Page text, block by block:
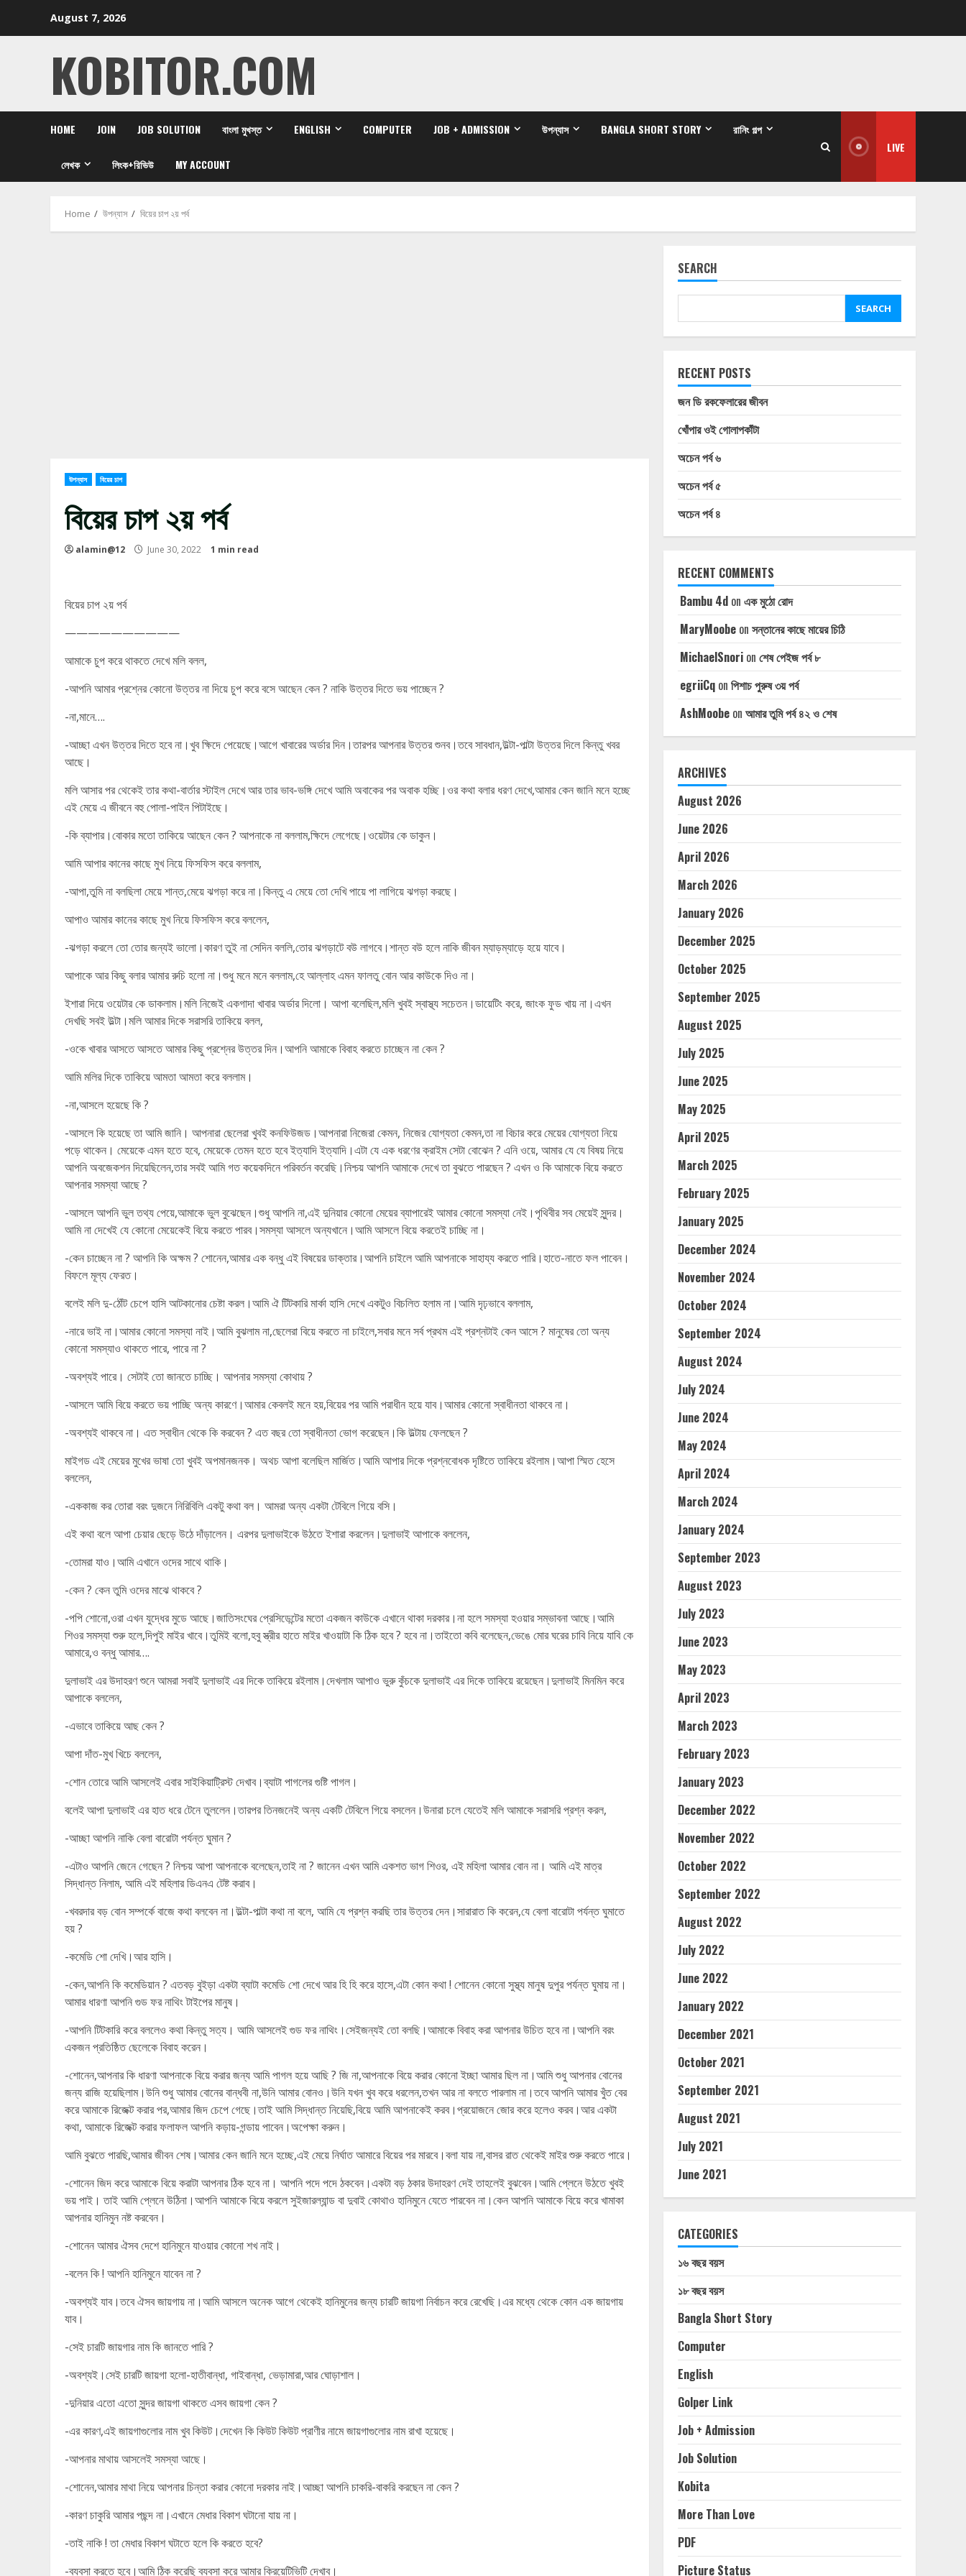
August 7, 2026
KOBITOR.COM
HOME JOIN JOB SOLUTION বাংলা মুখস্ত ENGLISH COMPUTER JOB + ADMISSION উপন্যাস BANGLA SHORT STORY রানিং গল্প
লেখক লিংক+রিভিউ MY ACCOUNT
LIVE
Home উপন্যাস বিয়ের চাপ ২য় পর্ব
উপন্যাস বিয়ের চাপ
বিয়ের চাপ ২য় পর্ব
alamin@12 June 30, 2022 1 min read
বিয়ের চাপ ২য় পর্ব
——————————
আমাকে চুপ করে থাকতে দেখে মলি বলল,
-আপনি আমার প্রশ্নের কোনো উত্তর না দিয়ে চুপ করে বসে আছেন কেন ? নাকি উত্তর দিতে ভয় পাচ্ছেন ?
-না,মানে….
-আচ্ছা এখন উত্তর দিতে হবে না।খুব ক্ষিদে পেয়েছে।আগে খাবারের অর্ডার দিন।তারপর আপনার উত্তর শুনব।তবে সাবধান,উল্টা-পাল্টা উত্তর দিলে কিন্তু খবর
আছে।
মলি আসার পর থেকেই তার কথা-বার্তার স্টাইল দেখে আর তার ভাব-ভঙ্গি দেখে আমি অবাকের পর অবাক হচ্ছি।ওর কথা বলার ধরণ দেখে,আমার কেন জানি মনে হচ্ছে
এই মেয়ে এ জীবনে বহু পোলা-পাইন পিটাইছে।
-কি ব্যাপার।বোকার মতো তাকিয়ে আছেন কেন ? আপনাকে না বললাম,ক্ষিদে লেগেছে।ওয়েটার কে ডাকুন।
আমি আপার কানের কাছে মুখ নিয়ে ফিসফিস করে বললাম,
-আপা,তুমি না বলছিলা মেয়ে শান্ত,মেয়ে ঝগড়া করে না।কিন্তু এ মেয়ে তো দেখি পায়ে পা লাগিয়ে ঝগড়া করছে।
আপাও আমার কানের কাছে মুখ নিয়ে ফিসফিস করে বললেন,
-ঝগড়া করলে তো তোর জন্যই ভালো।কারণ তুই না সেদিন বললি,তোর ঝগড়াটে বউ লাগবে।শান্ত বউ হলে নাকি জীবন ম্যাড়ম্যাড়ে হয়ে যাবে।
আপাকে আর কিছু বলার আমার রুচি হলো না।শুধু মনে মনে বললাম,হে আল্লাহ এমন ফালতু বোন আর কাউকে দিও না।
ইশারা দিয়ে ওয়েটার কে ডাকলাম।মলি নিজেই একগাদা খাবার অর্ডার দিলো। আপা বলেছিল,মলি খুবই স্বাস্থ্য সচেতন।ডায়েটিং করে, জাংক ফুড খায় না।এখন
দেখছি সবই উল্টা।মলি আমার দিকে সরাসরি তাকিয়ে বলল,
-ওকে খাবার আসতে আসতে আমার কিছু প্রশ্নের উত্তর দিন।আপনি আমাকে বিবাহ করতে চাচ্ছেন না কেন ?
আমি মলির দিকে তাকিয়ে আমতা আমতা করে বললাম।
-না,আসলে হয়েছে কি ?
-আসলে কি হয়েছে তা আমি জানি। আপনারা ছেলেরা খুবই কনফিউজড।আপনারা নিজেরা কেমন, নিজের যোগ্যতা কেমন,তা না বিচার করে মেয়ের যোগ্যতা নিয়ে
পড়ে থাকেন। মেয়েকে এমন হতে হবে, মেয়েকে তেমন হতে হবে ইত্যাদি ইত্যাদি।এটা যে এক ধরণের ক্রাইম সেটা বোঝেন ? এনি ওয়ে, আমার যে যে বিষয় নিয়ে
আপনি অবজেকশন দিয়েছিলেন,তার সবই আমি গত কয়েকদিনে পরিবর্তন করেছি।নিশ্চয় আপনি আমাকে দেখে তা বুঝতে পারছেন ? এখন ও কি আমাকে বিয়ে করতে
আপনার সমস্যা আছে ?
-আসলে আপনি ভুল তথ্য পেয়ে,আমাকে ভুল বুঝেছেন।শুধু আপনি না,এই দুনিয়ার কোনো মেয়ের ব্যাপারেই আমার কোনো সমস্যা নেই।পৃথিবীর সব মেয়েই সুন্দর।
আমি না দেখেই যে কোনো মেয়েকেই বিয়ে করতে পারব।সমস্যা আসলে অন্যখানে।আমি আসলে বিয়ে করতেই চাচ্ছি না।
-কেন চাচ্ছেন না ? আপনি কি অক্ষম ? শোনেন,আমার এক বন্ধু এই বিষয়ের ডাক্তার।আপনি চাইলে আমি আপনাকে সাহায্য করতে পারি।হাতে-নাতে ফল পাবেন।
বিফলে মূল্য ফেরত।
বলেই মলি দু-ঠোঁট চেপে হাসি আটকানোর চেষ্টা করল।আমি ঐ টিটকারি মার্কা হাসি দেখে একটুও বিচলিত হলাম না।আমি দৃঢ়ভাবে বললাম,
-নারে ভাই না।আমার কোনো সমস্যা নাই।আমি বুঝলাম না,ছেলেরা বিয়ে করতে না চাইলে,সবার মনে সর্ব প্রথম এই প্রশ্নটাই কেন আসে ? মানুষের তো অন্য
কোনো সমস্যাও থাকতে পারে, পারে না ?
-অবশ্যই পারে। সেটাই তো জানতে চাচ্ছি। আপনার সমস্যা কোথায় ?
-আসলে আমি বিয়ে করতে ভয় পাচ্ছি অন্য কারণে।আমার কেবলই মনে হয়,বিয়ের পর আমি পরাধীন হয়ে যাব।আমার কোনো স্বাধীনতা থাকবে না।
-অবশ্যই থাকবে না। এত স্বাধীন থেকে কি করবেন ? এত বছর তো স্বাধীনতা ভোগ করেছেন।কি উল্টায় ফেলছেন ?
মাইগড এই মেয়ের মুখের ভাষা তো খুবই অপমানজনক। অথচ আপা বলেছিল মার্জিত।আমি আপার দিকে প্রশ্নবোধক দৃষ্টিতে তাকিয়ে রইলাম।আপা স্মিত হেসে
বললেন,
-এককাজ কর তোরা বরং দুজনে নিরিবিলি একটু কথা বল। আমরা অন্য একটা টেবিলে গিয়ে বসি।
এই কথা বলে আপা চেয়ার ছেড়ে উঠে দাঁড়ালেন। এরপর দুলাভাইকে উঠতে ইশারা করলেন।দুলাভাই আপাকে বললেন,
-তোমরা যাও।আমি এখানে ওদের সাথে থাকি।
-কেন ? কেন তুমি ওদের মাঝে থাকবে ?
-পপি শোনো,ওরা এখন যুদ্ধের মুডে আছে।জাতিসংঘের প্রেসিডেন্টের মতো একজন কাউকে এখানে থাকা দরকার।না হলে সমস্যা হওয়ার সম্ভাবনা আছে।আমি
শিওর সমস্যা শুরু হলে,দিপুই মাইর খাবে।তুমিই বলো,হবু স্ত্রীর হাতে মাইর খাওয়াটা কি ঠিক হবে ? হবে না।তাইতো কবি বলেছেন,ভেঙে মোর ঘরের চাবি নিয়ে যাবি কে
আমারে,ও বন্ধু আমার….
দুলাভাই এর উদাহরণ শুনে আমরা সবাই দুলাভাই এর দিকে তাকিয়ে রইলাম।দেখলাম আপাও ভুরু কুঁচকে দুলাভাই এর দিকে তাকিয়ে রয়েছেন।দুলাভাই মিনমিন করে
আপাকে বললেন,
-এভাবে তাকিয়ে আছ কেন ?
আপা দাঁত-মুখ খিচে বললেন,
-শোন তোরে আমি আসলেই এবার সাইকিয়াট্রিস্ট দেখাব।ব্যাটা পাগলের গুষ্টি পাগল।
বলেই আপা দুলাভাই এর হাত ধরে টেনে তুললেন।তারপর তিনজনেই অন্য একটি টেবিলে গিয়ে বসলেন।উনারা চলে যেতেই মলি আমাকে সরাসরি প্রশ্ন করল,
-আচ্ছা আপনি নাকি বেলা বারোটা পর্যন্ত ঘুমান ?
-এটাও আপনি জেনে গেছেন ? নিশ্চয় আপা আপনাকে বলেছেন,তাই না ? জানেন এখন আমি একশত ভাগ শিওর, এই মহিলা আমার বোন না। আমি এই মাত্র
সিদ্ধান্ত নিলাম, আমি এই মহিলার ডিএনএ টেষ্ট করাব।
-খবরদার বড় বোন সম্পর্কে বাজে কথা বলবেন না।উল্টা-পাল্টা কথা না বলে, আমি যে প্রশ্ন করছি তার উত্তর দেন।সারারাত কি করেন,যে বেলা বারোটা পর্যন্ত ঘুমাতে
হয় ?
-কমেডি শো দেখি।আর হাসি।
-কেন,আপনি কি কমেডিয়ান ? এতবড় বুইড়া একটা ব্যাটা কমেডি শো দেখে আর হি হি করে হাসে,এটা কোন কথা ! শোনেন কোনো সুস্থ্য মানুষ দুপুর পর্যন্ত ঘুমায় না।
আমার ধারণা আপনি গুড ফর নাথিং টাইপের মানুষ।
-আপনি টিটকারি করে বললেও কথা কিন্তু সত্য। আমি আসলেই গুড ফর নাথিং।সেইজন্যই তো বলছি।আমাকে বিবাহ করা আপনার উচিত হবে না।আপনি বরং
একজন প্রতিষ্ঠিত ছেলেকে বিবাহ করেন।
-শোনেন,আপনার কি ধারণা আপনাকে বিয়ে করার জন্য আমি পাগল হয়ে আছি ? জি না,আপনাকে বিয়ে করার কোনো ইচ্ছা আমার ছিল না।আমি শুধু আপনার বোনের
জন্য রাজি হয়েছিলাম।উনি শুধু আমার বোনের বান্ধবী না,উনি আমার বোনও।উনি যখন খুব করে ধরলেন,তখন আর না বলতে পারলাম না।তবে আপনি আমার খুঁত বের
করে আমাকে রিজেক্ট করার পর,আমার জিদ চেপে গেছে।তাই আমি সিদ্ধান্ত নিয়েছি,বিয়ে আমি আপনাকেই করব।প্রয়োজনে জোর করে হলেও করব।আর একটা
কথা, আমাকে রিজেক্ট করার ফলাফল আপনি কড়ায়-গন্ডায় পাবেন।অপেক্ষা করুন।
আমি বুঝতে পারছি,আমার জীবন শেষ।আমার কেন জানি মনে হচ্ছে,এই মেয়ে নির্ঘাত আমারে বিয়ের পর মারবে।বলা যায় না,বাসর রাত থেকেই মাইর শুরু করতে পারে।
-শোনেন জিদ করে আমাকে বিয়ে করাটা আপনার ঠিক হবে না। আপনি পদে পদে ঠকবেন।একটা বড় ঠকার উদাহরণ দেই তাহলেই বুঝবেন।আমি প্লেনে উঠতে খুবই
ভয় পাই। তাই আমি প্লেনে উঠিনা।আপনি আমাকে বিয়ে করলে সুইজারল্যান্ড বা দুবাই কোথাও হানিমুনে যেতে পারবেন না।কেন আপনি আমাকে বিয়ে করে খামাকা
আপনার হানিমুন নষ্ট করবেন।
-শোনেন আমার ঐসব দেশে হানিমুনে যাওয়ার কোনো শখ নাই।
-বলেন কি ! আপনি হানিমুনে যাবেন না ?
-অবশ্যই যাব।তবে ঐসব জায়গায় না।আমি আসলে অনেক আগে থেকেই হানিমুনের জন্য চারটি জায়গা নির্বাচন করে রেখেছি।এর মধ্যে থেকে কোন এক জায়গায়
যাব।
-সেই চারটি জায়গার নাম কি জানতে পারি ?
-অবশ্যই।সেই চারটি জায়গা হলো-হাতীবান্ধা, গাইবান্ধা, ভেড়ামারা,আর ঘোড়াশাল।
-দুনিয়ার এতো এতো সুন্দর জায়গা থাকতে এসব জায়গা কেন ?
-এর কারণ,এই জায়গাগুলোর নাম খুব কিউট।দেখেন কি কিউট কিউট প্রাণীর নামে জায়গাগুলোর নাম রাখা হয়েছে।
-আপনার মাথায় আসলেই সমস্যা আছে।
-শোনেন,আমার মাথা নিয়ে আপনার চিন্তা করার কোনো দরকার নাই।আচ্ছা আপনি চাকরি-বাকরি করছেন না কেন ?
-কারণ চাকুরি আমার পছন্দ না।এখানে মেধার বিকাশ ঘটানো যায় না।
-তাই নাকি ! তা মেধার বিকাশ ঘটাতে হলে কি করতে হবে?
-ব্যবসা করতে হবে।আমি ঠিক করেছি ব্যবসা করে আমার ক্রিয়েটিভিটি দেখাব।
SEARCH
SEARCH
RECENT POSTS
জন ডি রকফেলারের জীবন
খোঁপার ওই গোলাপকাঁটা
অচেন পর্ব ৬
অচেন পর্ব ৫
অচেন পর্ব ৪
RECENT COMMENTS
Bambu 4don এক মুঠো রোদ
MaryMoobeon সন্তানের কাছে মায়ের চিঠি
MichaelSnorion শেষ পেইজ পর্ব ৮
egriiCqon পিশাচ পুরুষ ৩য় পর্ব
AshMoobeon আমার তুমি পর্ব ৪২ ও শেষ
ARCHIVES
August 2026
June 2026
April 2026
March 2026
January 2026
December 2025
October 2025
September 2025
August 2025
July 2025
June 2025
May 2025
April 2025
March 2025
February 2025
January 2025
December 2024
November 2024
October 2024
September 2024
August 2024
July 2024
June 2024
May 2024
April 2024
March 2024
January 2024
September 2023
August 2023
July 2023
June 2023
May 2023
April 2023
March 2023
February 2023
January 2023
December 2022
November 2022
October 2022
September 2022
August 2022
July 2022
June 2022
January 2022
December 2021
October 2021
September 2021
August 2021
July 2021
June 2021
CATEGORIES
১৬ বছর বয়স
১৮ বছর বয়স
Bangla Short Story
Computer
English
Golper Link
Job + Admission
Job Solution
Kobita
More Than Love
PDF
Picture Status